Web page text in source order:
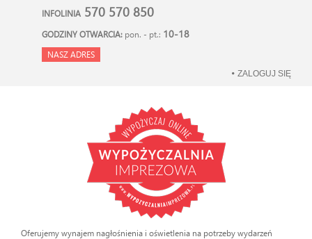
INFOLINIA 570 570 850
GODZINY OTWARCIA: pon. - pt.: 10-18
NASZ ADRES
ZALOGUJ SIĘ
Oferujemy wynajem nagłośnienia i oświetlenia na potrzeby wydarzeń